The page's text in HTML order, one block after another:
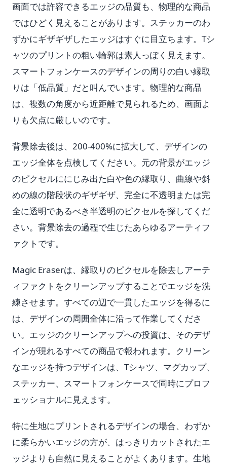
画面では許容できるエッジの品質も、物理的な商品
ではひどく見えることがあります。ステッカーのわ
ずかにギザギザしたエッジはすぐに目立ちます。Tシ
ャツのプリントの粗い輪郭は素人っぽく見えます。
スマートフォンケースのデザインの周りの白い縁取
りは「低品質」だと叫んでいます。物理的な商品
は、複数の角度から近距離で見られるため、画面よ
りも欠点に厳しいのです。
背景除去後は、200-400%に拡大して、デザインの
エッジ全体を点検してください。元の背景がエッジ
のピクセルににじみ出た白や色の縁取り、曲線や斜
めの線の階段状のギザギザ、完全に不透明または完
全に透明であるべき半透明のピクセルを探してくだ
さい。背景除去の過程で生じたあらゆるアーティフ
ァクトです。
Magic Eraserは、縁取りのピクセルを除去しアーテ
ィファクトをクリーンアップすることでエッジを洗
練させます。すべての辺で一貫したエッジを得るに
は、デザインの周囲全体に沿って作業してくださ
い。エッジのクリーンアップへの投資は、そのデザ
インが現れるすべての商品で報われます。クリーン
なエッジを持つデザインは、Tシャツ、マグカップ、
ステッカー、スマートフォンケースで同時にプロフ
ェッショナルに見えます。
特に生地にプリントされるデザインの場合、わずか
に柔らかいエッジの方が、はっきりカットされたエ
ッジよりも自然に見えることがよくあります。生地